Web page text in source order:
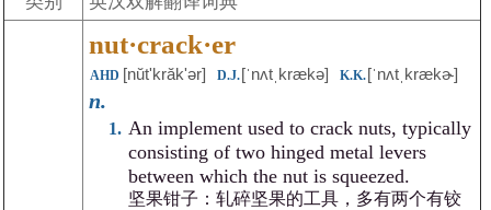
nut·crack·er
AHD [nŭtʹkrăk'ər] D.J.[ˈnʌtˌkrækə] K.K.[ˈnʌtˌkrækɚ]
n.
An implement used to crack nuts, typically
consisting of two hinged metal levers
between which the nut is squeezed.
坚果钳子：轧碎坚果的工具，多有两个有铰